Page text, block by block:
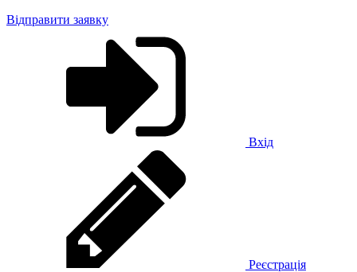
Відправити заявку
Вхід
Реєстрація